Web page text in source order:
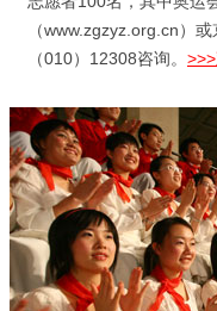
（www.zgzyz.org.cn）
（010）12308咨询。